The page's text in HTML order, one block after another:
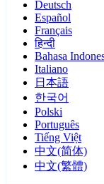
Deutsch
Español
Français
हिन्दी
Bahasa
Italiano
日本語
한국어
Polski
Português
Tiếng Việt
中文(简体)
中文(繁體)